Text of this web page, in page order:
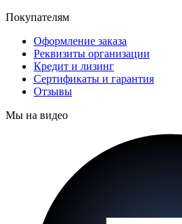
Покупателям
Оформление заказа
Реквизиты организации
Кредит и лизинг
Сертификаты и гарантия
Отзывы
Мы на видео